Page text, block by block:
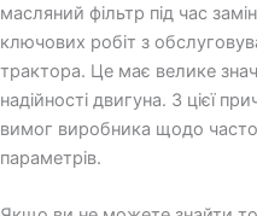
масляний фільтр під час
ключових робіт з
трактора. Це має велике
надійності двигуна. З цієї
вимог виробника щодо
параметрів.